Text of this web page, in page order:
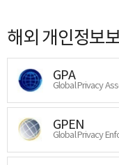
해외 개인정보
GPA
Global Privacy
GPEN
Global Privacy